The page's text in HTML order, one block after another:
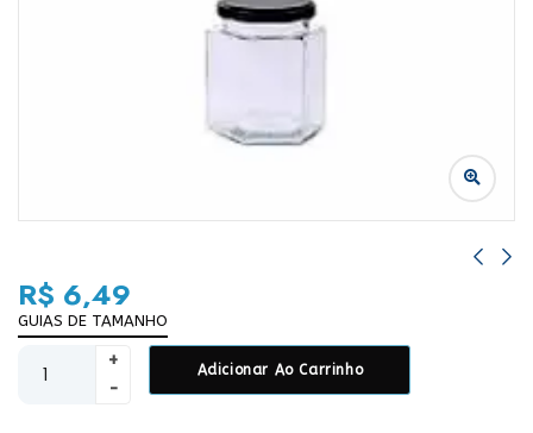
R$ 6,49
GUIAS DE TAMANHO
Adicionar Ao Carrinho